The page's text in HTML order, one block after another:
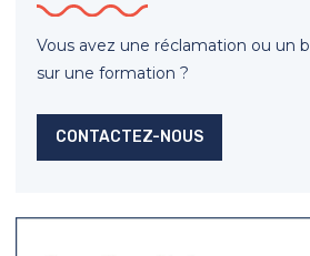
Vous avez une réclamation ou un
sur une formation ?
CONTACTEZ-NOUS